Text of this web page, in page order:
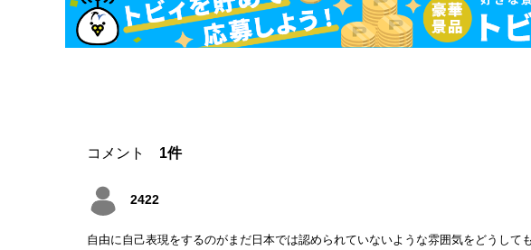
コメント 1件
2422
自由に自己表現をするのがまだ日本では認められていないような雰囲気をどうして